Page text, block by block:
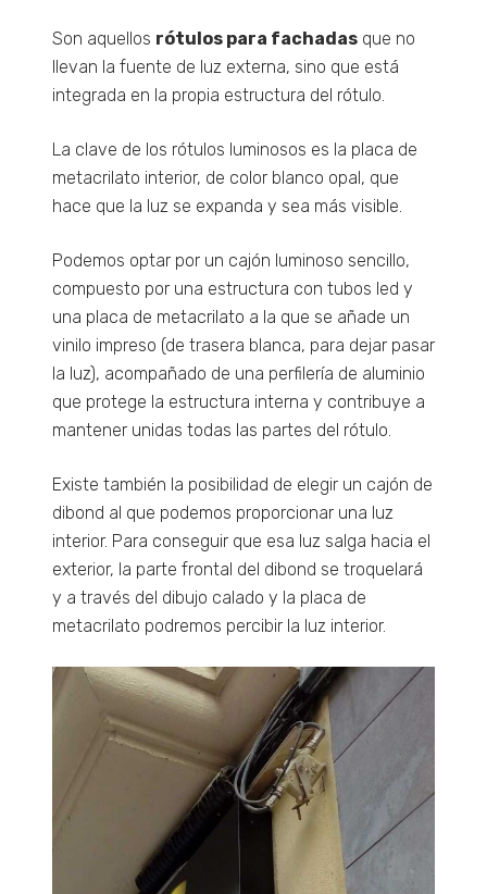
Son aquellos rótulos para fachadas que no
llevan la fuente de luz externa, sino que está
integrada en la propia estructura del rótulo.
La clave de los rótulos luminosos es la placa de
metacrilato interior, de color blanco opal, que
hace que la luz se expanda y sea más visible.
Podemos optar por un cajón luminoso sencillo,
compuesto por una estructura con tubos led y
una placa de metacrilato a la que se añade un
vinilo impreso (de trasera blanca, para dejar pasar
la luz), acompañado de una perfilería de aluminio
que protege la estructura interna y contribuye a
mantener unidas todas las partes del rótulo.
Existe también la posibilidad de elegir un cajón de
dibond al que podemos proporcionar una luz
interior. Para conseguir que esa luz salga hacia el
exterior, la parte frontal del dibond se troquelará
y a través del dibujo calado y la placa de
metacrilato podremos percibir la luz interior.